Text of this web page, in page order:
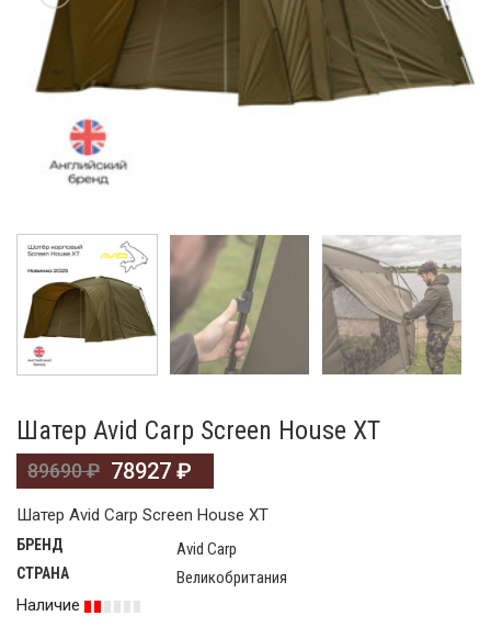
Шатер Avid Carp Screen House XT
89690₽ 78927 ₽
Шатер Avid Carp Screen House XT
БРЕНД Avid Carp
СТРАНА
Великобритания
Наличие